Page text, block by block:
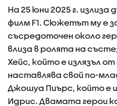
На 25 юни 2025 г. излиза
филм F1. Сюжетът му е
съсредоточен около
влиза в ролята на
Хейс, който е излязъл от
наставлява свой по-
Джошуа Пиърс, който е
Идрис. Двамата герои